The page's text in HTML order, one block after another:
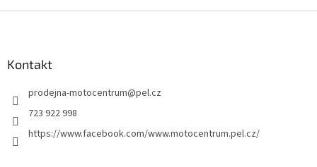
k
ý
v
Kontakt
prodejna-motocentrum@pel.cz
723 922 998
https://www.facebook.com/www.motocentrum.pel.cz/